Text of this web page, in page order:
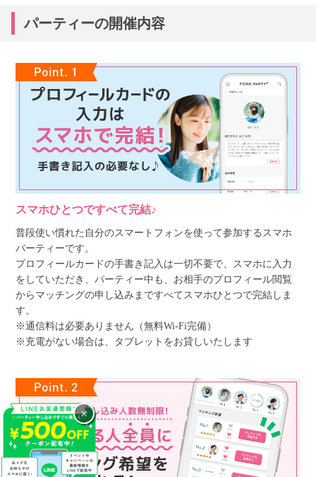
パーティーの開催内容
スマホひとつですべて完結♪
普段使い慣れた自分のスマートフォンを使って参加するスマホ
パーティーです。
プロフィールカードの手書き記入は一切不要で、スマホに入力
をしていただき、パーティー中も、お相手のプロフィール閲覧
からマッチングの申し込みまですべてスマホひとつで完結しま
す。
※通信料は必要ありません（無料Wi-Fi完備）
※充電がない場合は、タブレットをお貸しいたします
×